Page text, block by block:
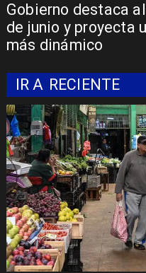
Gobierno destaca
de junio y proyecta
más dinámico
IR A RECIENTE